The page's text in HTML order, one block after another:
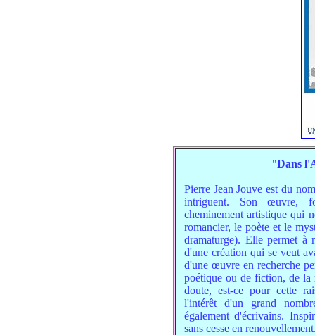
"Dans
Pierre Jean Jouve est du
intriguent. Son œuvre,
cheminement artistique qui
romancier, le poète et le
dramaturge). Elle permet à
d'une création qui se veut
d'une œuvre en recherche
poétique ou de fiction, de la
doute, est-ce pour cette
l'intérêt d'un grand
également d'écrivains.
sans cesse en